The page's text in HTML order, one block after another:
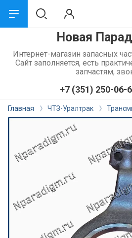
назад
Сервис и поддержка
Обмен и возврат
Доставка
Способы оплаты
Новая
Интернет-магазин запасных
Сайт заполняется, есть
запчастям,
+7 (351) 250-06-
Главная ЧТЗ-Уралтрак